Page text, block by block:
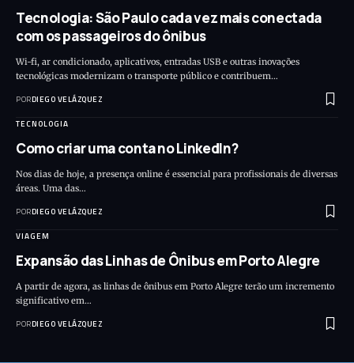
Tecnologia: São Paulo cada vez mais conectada
com os passageiros do ônibus
Wi-fi, ar condicionado, aplicativos, entradas USB e outras inovações
tecnológicas modernizam o transporte público e contribuem…
PORDIEGO VELÁZQUEZ
TECNOLOGIA
Como criar uma conta no LinkedIn?
Nos dias de hoje, a presença online é essencial para profissionais de diversas
áreas. Uma das…
PORDIEGO VELÁZQUEZ
VIAGEM
Expansão das Linhas de Ônibus em Porto Alegre
A partir de agora, as linhas de ônibus em Porto Alegre terão um incremento
significativo em…
PORDIEGO VELÁZQUEZ